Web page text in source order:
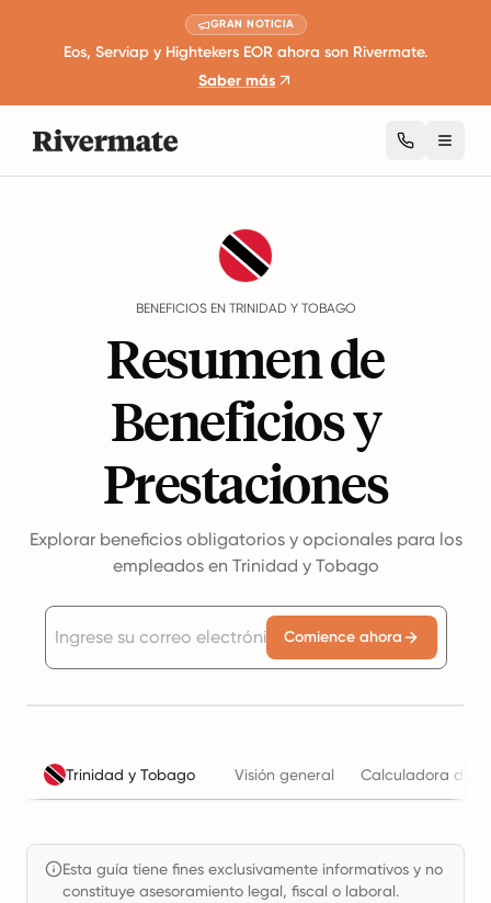
GRAN NOTICIA
Eos, Serviap y Hightekers EOR ahora son Rivermate.
Saber más
BENEFICIOS EN TRINIDAD Y TOBAGO
Resumen de
Beneficios y
Prestaciones
Explorar beneficios obligatorios y opcionales para los
empleados en Trinidad y Tobago
Comience ahora
Trinidad y Tobago Visión general Calculadora de
Esta guía tiene fines exclusivamente informativos y no
constituye asesoramiento legal, fiscal o laboral.